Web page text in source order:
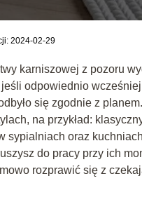
2024-02-29
karniszowej z pozoru
odpowiednio
się zgodnie z
na przykład:
sypialniach oraz
do pracy przy ich
rozprawić się z